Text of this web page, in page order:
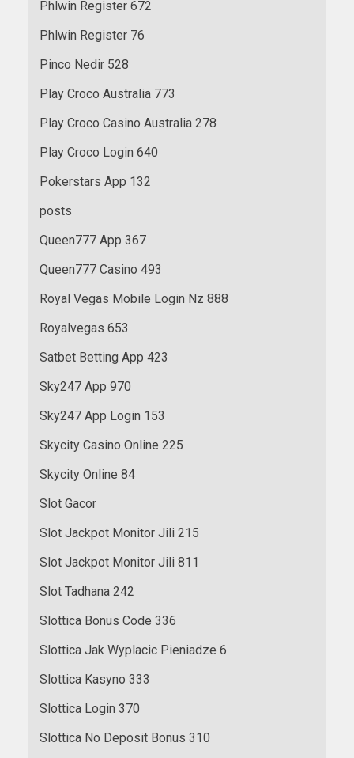
Phlwin Register 672
Phlwin Register 76
Pinco Nedir 528
Play Croco Australia 773
Play Croco Casino Australia 278
Play Croco Login 640
Pokerstars App 132
posts
Queen777 App 367
Queen777 Casino 493
Royal Vegas Mobile Login Nz 888
Royalvegas 653
Satbet Betting App 423
Sky247 App 970
Sky247 App Login 153
Skycity Casino Online 225
Skycity Online 84
Slot Gacor
Slot Jackpot Monitor Jili 215
Slot Jackpot Monitor Jili 811
Slot Tadhana 242
Slottica Bonus Code 336
Slottica Jak Wyplacic Pieniadze 6
Slottica Kasyno 333
Slottica Login 370
Slottica No Deposit Bonus 310